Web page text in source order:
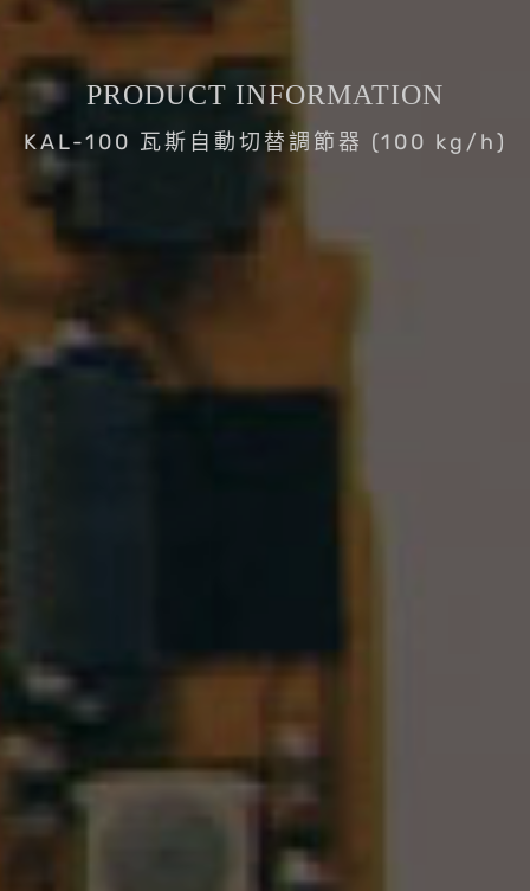
PRODUCT INFORMATION
KAL-100 瓦斯自動切替調節器 (100 kg/h)